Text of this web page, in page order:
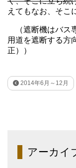
えてもなお、そこ
（遮断機はバ
用道を遮断する方
正））
2014年6月～12月
アーカイ